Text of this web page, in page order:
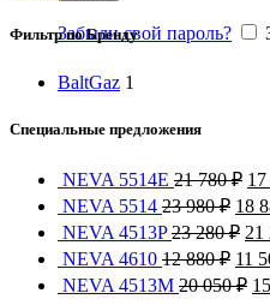
Забыли свой пароль?
Фильтр по Бренду
BaltGaz 1
Специальные предложения
NEVA 5514Е 21 780₽
NEVA 5514 23 980₽ 18
NEVA 4513P23 280₽ 21
NEVA 4610 12 880₽ 11
NEVA 4513M 20 050₽